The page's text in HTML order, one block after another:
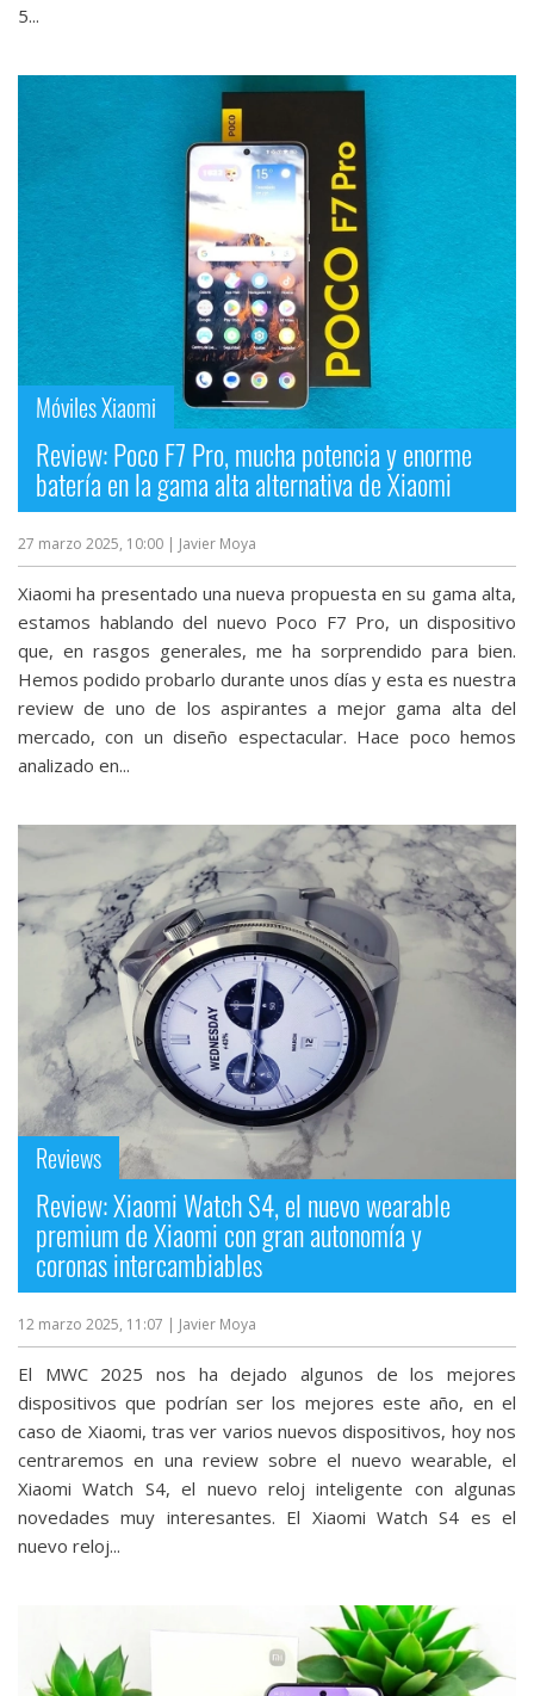
5...
Móviles Xiaomi
Review: Poco F7 Pro, mucha potencia y enorme
batería en la gama alta alternativa de Xiaomi
27 marzo 2025, 10:00 | Javier Moya
Xiaomi ha presentado una nueva propuesta en su gama alta,
estamos hablando del nuevo Poco F7 Pro, un dispositivo
que, en rasgos generales, me ha sorprendido para bien.
Hemos podido probarlo durante unos días y esta es nuestra
review de uno de los aspirantes a mejor gama alta del
mercado, con un diseño espectacular. Hace poco hemos
analizado en...
Reviews
Review: Xiaomi Watch S4, el nuevo wearable
premium de Xiaomi con gran autonomía y
coronas intercambiables
12 marzo 2025, 11:07 | Javier Moya
El MWC 2025 nos ha dejado algunos de los mejores
dispositivos que podrían ser los mejores este año, en el
caso de Xiaomi, tras ver varios nuevos dispositivos, hoy nos
centraremos en una review sobre el nuevo wearable, el
Xiaomi Watch S4, el nuevo reloj inteligente con algunas
novedades muy interesantes. El Xiaomi Watch S4 es el
nuevo reloj...